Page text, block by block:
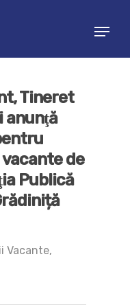
Tineret
anunţă
de
Publică
Vacante,